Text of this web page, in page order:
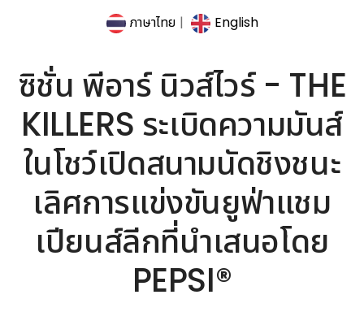
ภาษาไทย | English
ซิชั่น พีอาร์ นิวส์ไวร์ - THE
KILLERS ระเบิดความมันส์
ในโชว์เปิดสนามนัดชิงชนะ
เลิศการแข่งขันยูฟ่าแชม
เปียนส์ลีกที่นำเสนอโดย
PEPSI®